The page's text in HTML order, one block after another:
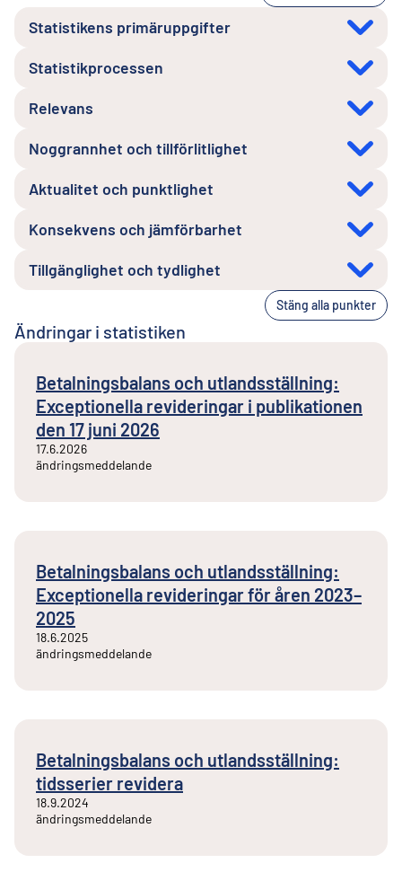
Statistikens primäruppgifter
Statistikprocessen
Relevans
Noggrannhet och tillförlitlighet
Aktualitet och punktlighet
Konsekvens och jämförbarhet
Tillgänglighet och tydlighet
Stäng alla punkter
Ändringar i statistiken
Betalningsbalans och utlandsställning:
Exceptionella revideringar i publikationen
den 17 juni 2026
17.6.2026
ändringsmeddelande
Betalningsbalans och utlandsställning:
Exceptionella revideringar för åren 2023–
2025
18.6.2025
ändringsmeddelande
Betalningsbalans och utlandsställning:
tidsserier revidera
18.9.2024
ändringsmeddelande